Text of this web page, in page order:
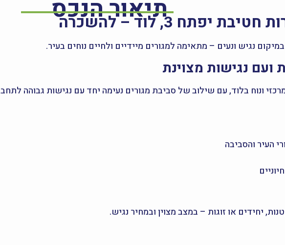
תיאור הנכס
נגיש ונעים – מתאימה למגורים מיידיים ולחיים נוחים בעיר.
ועם נגישות מצוינת
ונוח בלוד, עם שילוב של סביבת מגורים נעימה יחד עם נגישות גבוהה
העיר והסביבה